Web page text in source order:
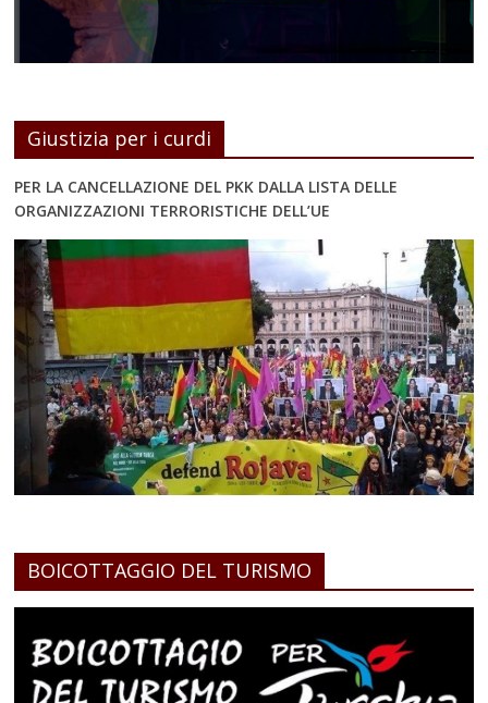
Giustizia per i curdi
PER LA CANCELLAZIONE DEL PKK DALLA LISTA DELLE
ORGANIZZAZIONI TERRORISTICHE DELL’UE
BOICOTTAGGIO DEL TURISMO